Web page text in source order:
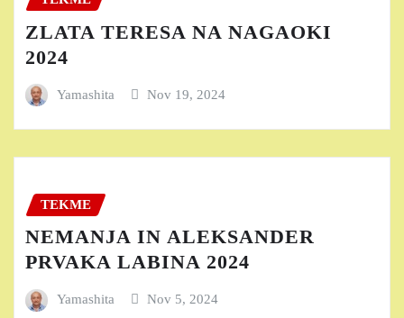
ZLATA TERESA NA NAGAOKI
2024
Yamashita Nov 19, 2024
TEKME
NEMANJA IN ALEKSANDER
PRVAKA LABINA 2024
Yamashita Nov 5, 2024